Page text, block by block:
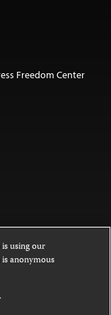
Freedom Center
under a
4.0
using our
anonymous